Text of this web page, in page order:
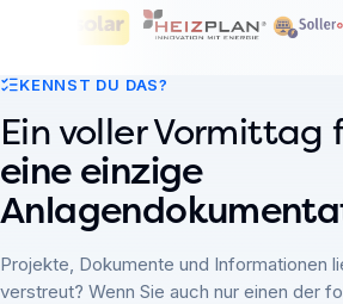
KENNST DU DAS?
Ein voller Vormittag
eine einzige
Projekte, Dokumente und Informationen
verstreut? Wenn Sie auch nur einen der